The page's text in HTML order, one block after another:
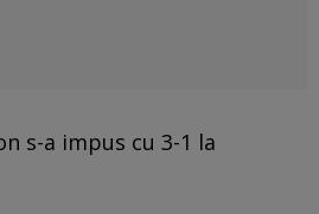
s-a impus cu 3-1 la